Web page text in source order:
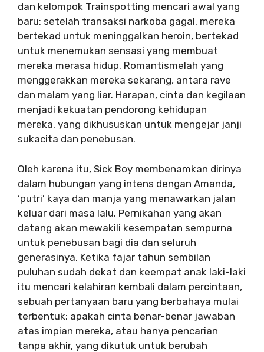
dan kelompok Trainspotting mencari awal yang
baru: setelah transaksi narkoba gagal, mereka
bertekad untuk meninggalkan heroin, bertekad
untuk menemukan sensasi yang membuat
mereka merasa hidup. Romantismelah yang
menggerakkan mereka sekarang, antara rave
dan malam yang liar. Harapan, cinta dan kegilaan
menjadi kekuatan pendorong kehidupan
mereka, yang dikhususkan untuk mengejar janji
sukacita dan penebusan.
Oleh karena itu, Sick Boy membenamkan dirinya
dalam hubungan yang intens dengan Amanda,
‘putri’ kaya dan manja yang menawarkan jalan
keluar dari masa lalu. Pernikahan yang akan
datang akan mewakili kesempatan sempurna
untuk penebusan bagi dia dan seluruh
generasinya. Ketika fajar tahun sembilan
puluhan sudah dekat dan keempat anak laki-laki
itu mencari kelahiran kembali dalam percintaan,
sebuah pertanyaan baru yang berbahaya mulai
terbentuk: apakah cinta benar-benar jawaban
atas impian mereka, atau hanya pencarian
tanpa akhir, yang dikutuk untuk berubah